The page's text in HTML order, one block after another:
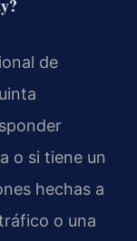
de
o si tiene un
hechas a
o una